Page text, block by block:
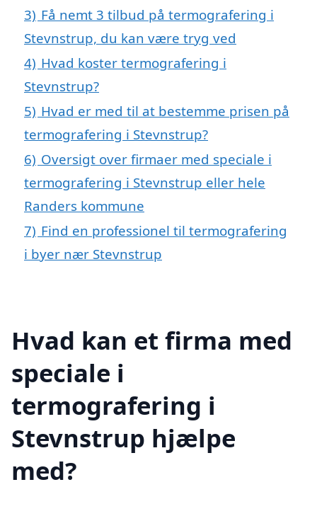
3) Få nemt 3 tilbud på termografering i
Stevnstrup, du kan være tryg ved
4) Hvad koster termografering i
Stevnstrup?
5) Hvad er med til at bestemme prisen på
termografering i Stevnstrup?
6) Oversigt over firmaer med speciale i
termografering i Stevnstrup eller hele
Randers kommune
7) Find en professionel til termografering
i byer nær Stevnstrup
Hvad kan et firma med
speciale i
termografering i
Stevnstrup hjælpe
med?